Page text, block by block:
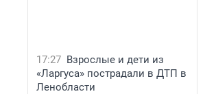
17:27 Взрослые и дети из
«Ларгуса» пострадали в ДТП в
Ленобласти